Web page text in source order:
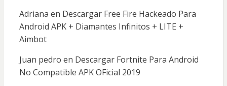
Adriana en Descargar Free Fire Hackeado Para
Android APK + Diamantes Infinitos + LITE +
Aimbot
Juan pedro en Descargar Fortnite Para Android
No Compatible APK OFicial 2019